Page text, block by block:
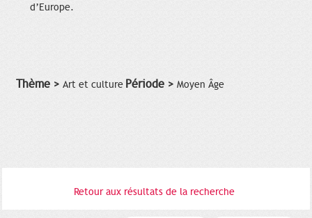
d’Europe.
Thème > Art et culture Période > Moyen Âge
Retour aux résultats de la recherche